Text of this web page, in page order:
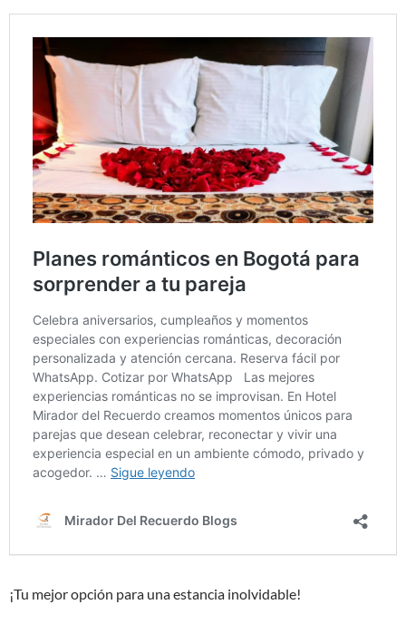
¡Tu mejor opción para una estancia inolvidable!